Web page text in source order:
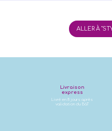
ALLER À
Livraison
express
Livré en 8 jours après
validation du BàT